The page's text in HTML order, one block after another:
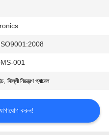
001
,ঝিল্লী নিয়ন্ত্রণ প্যানেল
করুন!